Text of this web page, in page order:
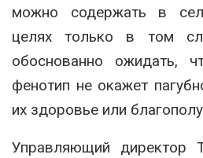
можно содержать в
целях только в том
обоснованно ожидать,
фенотип не окажет
их здоровье или
Управляющий